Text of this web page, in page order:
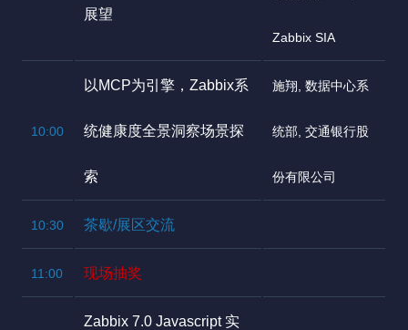
展望
Zabbix SIA
10:00
以MCP为引擎，Zabbix系
统健康度全景洞察场景探
索
施翔, 数据中心系
统部, 交通银行股
份有限公司
10:30 茶歇/展区交流
11:00 现场抽奖
Zabbix 7.0 Javascript 实